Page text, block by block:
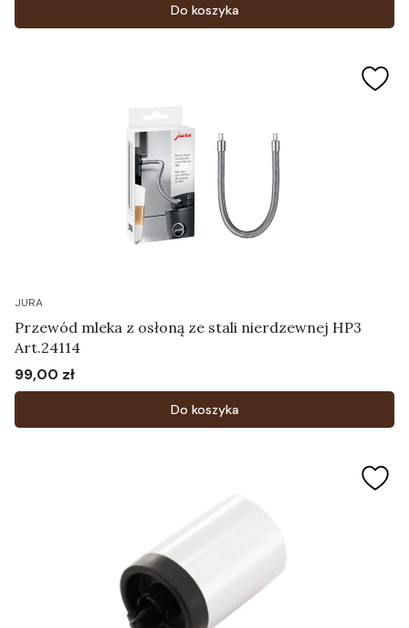
Do koszyka
JURA
Przewód mleka z osłoną ze stali nierdzewnej HP3
Art.24114
Cena
99,00 zł
Do koszyka